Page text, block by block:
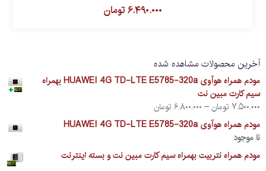
۶.۴۹۰.۰۰۰تومان
آخرین محصولات مشاهده شده
مودم همراه هوآوی HUAWEI 4G TD-LTE E5785-320a بهمراه
سیم کارت مبین نت
۷.۵۰۰.۰۰۰ تومان– ۶.۸۰۰.۰۰۰ تومان
مودم همراه هوآوی HUAWEI 4G TD-LTE E5785-320a
نا موجود
مودم همراه نتربیت بهمراه سیم کارت مبین نت و بسته اینترنت